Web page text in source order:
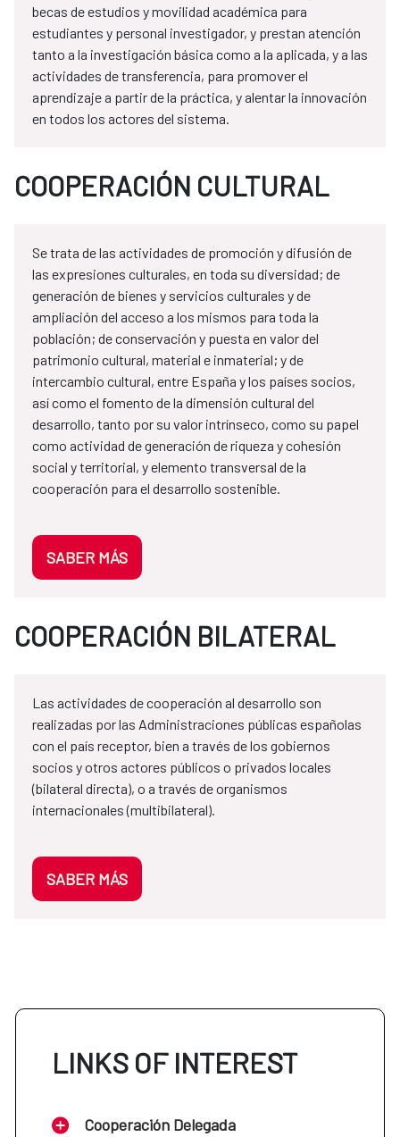
becas de estudios y movilidad académica para
estudiantes y personal investigador, y prestan atención
tanto a la investigación básica como a la aplicada, y a las
actividades de transferencia, para promover el
aprendizaje a partir de la práctica, y alentar la innovación
en todos los actores del sistema.
COOPERACIÓN CULTURAL
Se trata de las actividades de promoción y difusión de
las expresiones culturales, en toda su diversidad; de
generación de bienes y servicios culturales y de
ampliación del acceso a los mismos para toda la
población; de conservación y puesta en valor del
patrimonio cultural, material e inmaterial; y de
intercambio cultural, entre España y los países socios,
así como el fomento de la dimensión cultural del
desarrollo, tanto por su valor intrínseco, como su papel
como actividad de generación de riqueza y cohesión
social y territorial, y elemento transversal de la
cooperación para el desarrollo sostenible.
SABER MÁS
COOPERACIÓN BILATERAL
Las actividades de cooperación al desarrollo son
realizadas por las Administraciones públicas españolas
con el país receptor, bien a través de los gobiernos
socios y otros actores públicos o privados locales
(bilateral directa), o a través de organismos
internacionales (multibilateral).
SABER MÁS
LINKS OF INTEREST
Cooperación Delegada